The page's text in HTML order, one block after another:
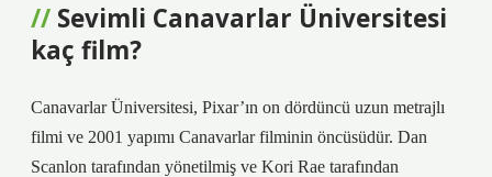
Sevimli Canavarlar Üniversitesi
kaç film?
Canavarlar Üniversitesi, Pixar’ın on dördüncü uzun metrajlı
filmi ve 2001 yapımı Canavarlar filminin öncüsüdür. Dan
Scanlon tarafından yönetilmiş ve Kori Rae tarafından